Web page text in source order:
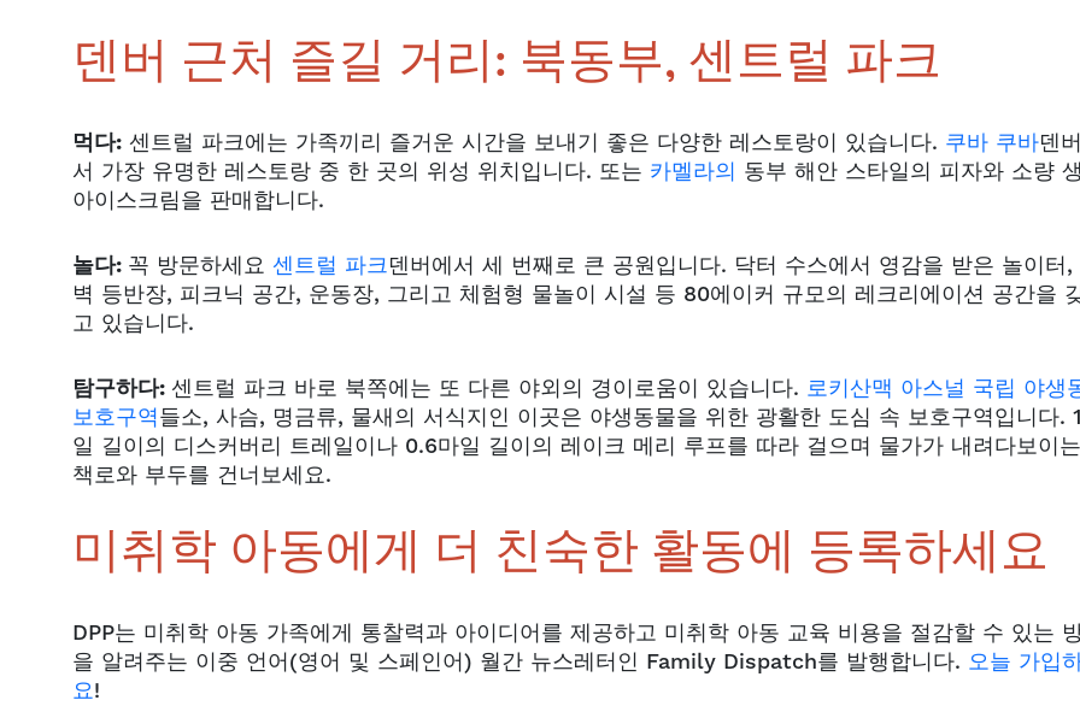
덴버 근처 즐길 거리: 북동부, 센트럴 파크
먹다: 센트럴 파크에는 가족끼리 즐거운 시간을 보내기 좋은 다양한 레스토랑이 있습니다. 쿠바 쿠바덴
서 가장 유명한 레스토랑 중 한 곳의 위성 위치입니다. 또는 카멜라의 동부 해안 스타일의 피자와 소량
아이스크림을 판매합니다.
놀다: 꼭 방문하세요 센트럴 파크덴버에서 세 번째로 큰 공원입니다. 닥터 수스에서 영감을 받은 놀이터,
벽 등반장, 피크닉 공간, 운동장, 그리고 체험형 물놀이 시설 등 80에이커 규모의 레크리에이션 공간을
고 있습니다.
탐구하다: 센트럴 파크 바로 북쪽에는 또 다른 야외의 경이로움이 있습니다. 로키산맥 아스널 국립 야생
보호구역들소, 사슴, 명금류, 물새의 서식지인 이곳은 야생동물을 위한 광활한 도심 속 보호구역입니다.
일 길이의 디스커버리 트레일이나 0.6마일 길이의 레이크 메리 루프를 따라 걸으며 물가가 내려다보이
책로와 부두를 건너보세요.
미취학 아동에게 더 친숙한 활동에 등록하세요
DPP는 미취학 아동 가족에게 통찰력과 아이디어를 제공하고 미취학 아동 교육 비용을 절감할 수 있는
을 알려주는 이중 언어(영어 및 스페인어) 월간 뉴스레터인 Family Dispatch를 발행합니다. 오늘 가입
요!